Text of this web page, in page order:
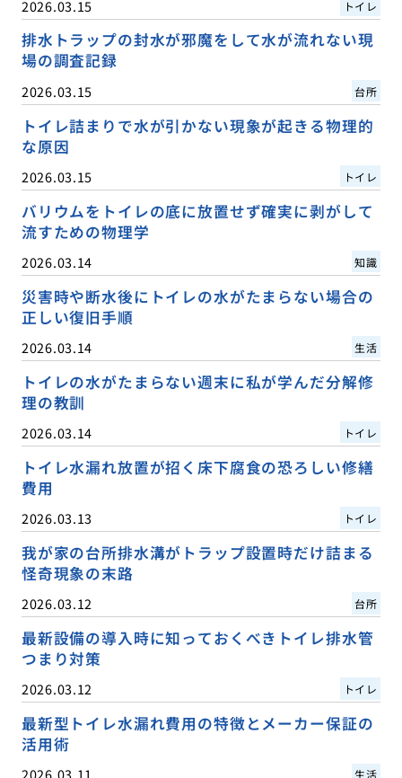
2026.03.15 トイレ
排水トラップの封水が邪魔をして水が流れない現
場の調査記録
2026.03.15 台所
トイレ詰まりで水が引かない現象が起きる物理的
な原因
2026.03.15 トイレ
バリウムをトイレの底に放置せず確実に剥がして
流すための物理学
2026.03.14 知識
災害時や断水後にトイレの水がたまらない場合の
正しい復旧手順
2026.03.14 生活
トイレの水がたまらない週末に私が学んだ分解修
理の教訓
2026.03.14 トイレ
トイレ水漏れ放置が招く床下腐食の恐ろしい修繕
費用
2026.03.13 トイレ
我が家の台所排水溝がトラップ設置時だけ詰まる
怪奇現象の末路
2026.03.12 台所
最新設備の導入時に知っておくべきトイレ排水管
つまり対策
2026.03.12 トイレ
最新型トイレ水漏れ費用の特徴とメーカー保証の
活用術
2026.03.11 生活